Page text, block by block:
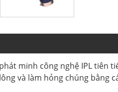
minh công nghệ IPL
và làm hỏng chúng bằng